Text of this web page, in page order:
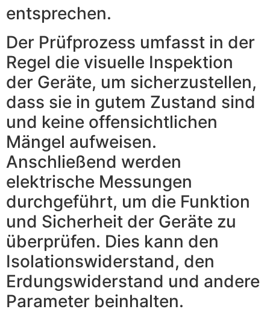
entsprechen.
Der Prüfprozess umfasst in der
Regel die visuelle Inspektion
der Geräte, um sicherzustellen,
dass sie in gutem Zustand sind
und keine offensichtlichen
Mängel aufweisen.
Anschließend werden
elektrische Messungen
durchgeführt, um die Funktion
und Sicherheit der Geräte zu
überprüfen. Dies kann den
Isolationswiderstand, den
Erdungswiderstand und andere
Parameter beinhalten.